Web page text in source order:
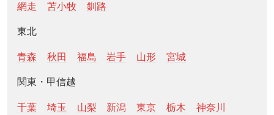
網走
苫小牧 釧路
東北
青森 秋田 福島 岩手 山形 宮城
関東・甲信越
千葉 埼玉 山梨 新潟 東京 栃木
神奈川